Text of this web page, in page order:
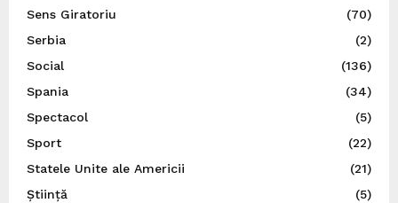
Sens Giratoriu
(70)
Serbia
(2)
Social
(136)
Spania
(34)
Spectacol
(5)
Sport
(22)
Statele Unite ale Americii
(21)
Știință
(5)